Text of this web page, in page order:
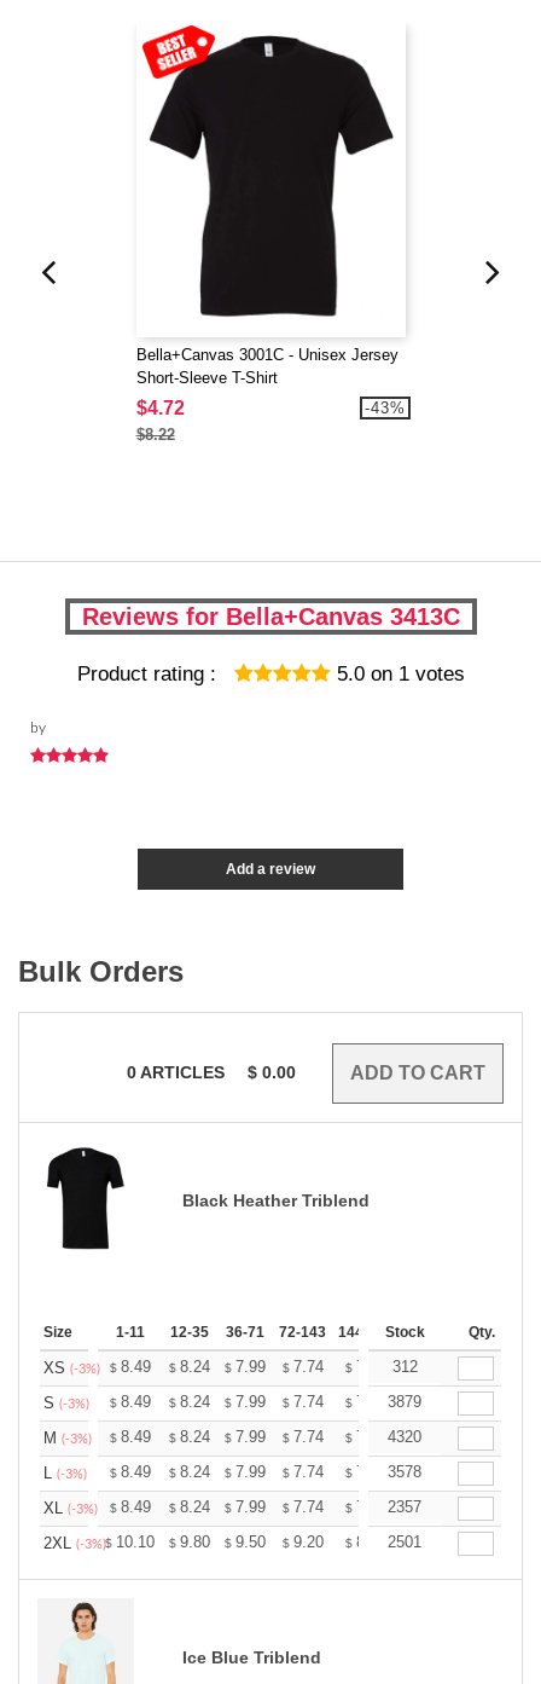
Bella+Canvas 3001C - Unisex Jersey
Short-Sleeve T-Shirt
$4.72
$8.22
-43%
Reviews for Bella+Canvas 3413C
Product rating : 5.0 on 1votes
by
Add a review
Bulk Orders
0ARTICLES $ 0.00
Black Heather Triblend
Size 1-11 12-35 36-71 72-143 144-287 288 + More
Stock Qty.
XS (-3%) $ 8.49 $ 8.24 $ 7.99 $ 7.74 $ 7.49 $
312
S (-3%) $ 8.49 $ 8.24 $ 7.99 $ 7.74 $ 7.49 $7.36
3879
M (-3%) $ 8.49 $ 8.24 $ 7.99 $ 7.74 $ 7.49 $7.36
4320
(-3%) $ 8.49 $ 8.24 $ 7.99 $ 7.74 $ 7.49 $7.36
3578
XL
(-3%) $ 8.49 $ 8.24 $ 7.99 $ 7.74 $ 7.49 $7.36
2357
2XL
(-3%)$ 10.10 $ 9.80 $ 9.50 $ 9.20 $ 8.90 $
2501
Ice Blue Triblend